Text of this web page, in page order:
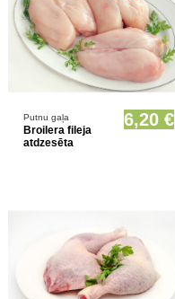
Prece pieejama opcionāli
Putnu gaļa
Broilera fileja
atdzesēta
6,20 €